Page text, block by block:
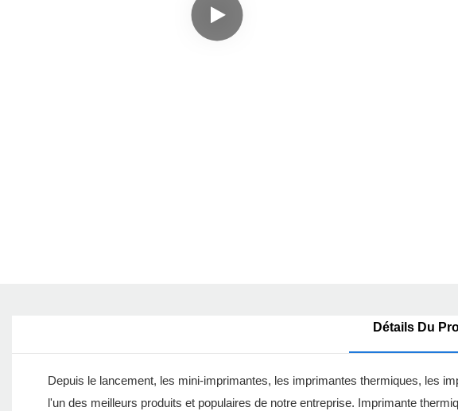
Détails Du
Depuis le lancement, les mini-imprimantes, les imprimantes thermiques, les
l'un des meilleurs produits et populaires de notre entreprise. Imprimante